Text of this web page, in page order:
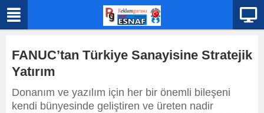
FANUC’tan Türkiye Sanayisine Stratejik
Yatırım
Donanım ve yazılım için her bir önemli bileşeni
kendi bünyesinde geliştiren ve üreten nadir